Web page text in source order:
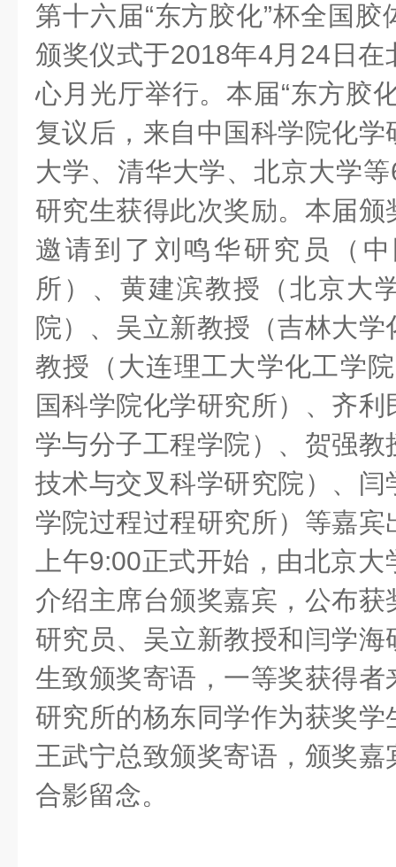
第十六届“东方胶化”杯全国
颁奖仪式于2018年4月24日在
心月光厅举行。本届“东方胶
复议后，来自中国科学院化
大学、清华大学、北京大学
研究生获得此次奖励。本届
邀请到了刘鸣华研究员（
所）、黄建滨教授（北京大
院）、吴立新教授（吉林大
教授（大连理工大学化工学
国科学院化学研究所）、齐
学与分子工程学院）、贺强
技术与交叉科学研究院）、
学院过程过程研究所）等嘉
上午9:00正式开始，由北京
介绍主席台颁奖嘉宾，公布
研究员、吴立新教授和闫学
生致颁奖寄语，一等奖获得
研究所的杨东同学作为获奖
王武宁总致颁奖寄语，颁奖
合影留念。